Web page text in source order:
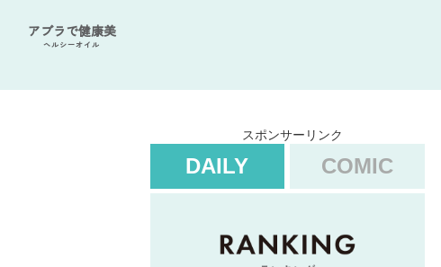
アブラで健康美
ヘルシーオイル
スポンサーリンク
DAILY COMIC